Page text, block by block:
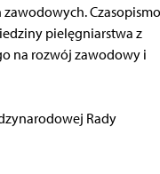
Czasopismo
pielęgniarstwa z
na rozwój zawodowy i
Rady